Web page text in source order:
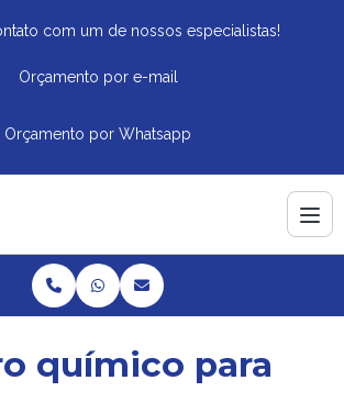
com um de nossos especialistas!
Orçamento por e-mail
Orçamento por Whatsapp
químico para